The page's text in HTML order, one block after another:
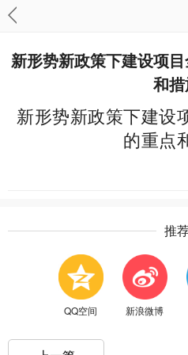
新形势新政策下建设项
和
新形势新政策下建设
的重点
推
QQ空间 新浪微博